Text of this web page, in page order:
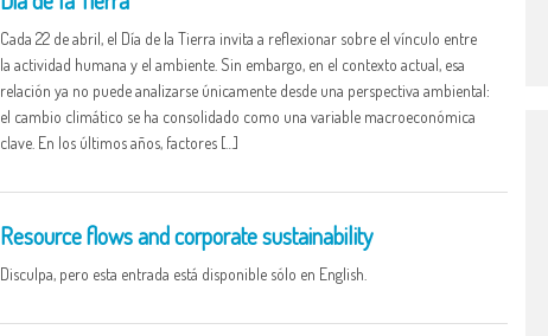
Cada 22 de abril, el Día de la Tierra invita a reflexionar sobre el vínculo entre
la actividad humana y el ambiente. Sin embargo, en el contexto actual, esa
relación ya no puede analizarse únicamente desde una perspectiva ambiental:
el cambio climático se ha consolidado como una variable macroeconómica
clave. En los últimos años, factores […]
Resource flows and corporate sustainability
Disculpa, pero esta entrada está disponible sólo en English.